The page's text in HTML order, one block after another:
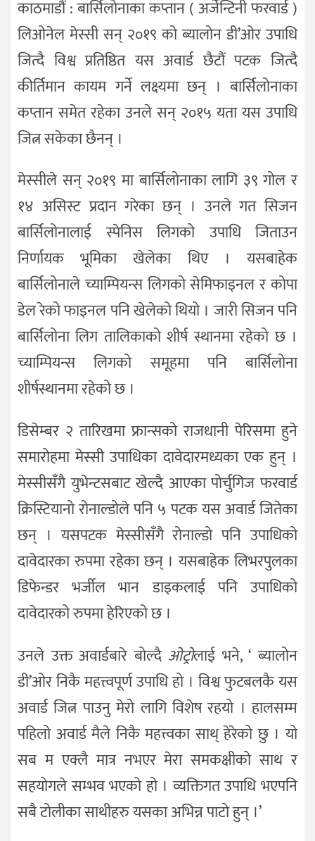
काठमाडौं : बार्सिलोनाका कप्तान ( अर्जेन्टिनी फरवार्ड )
लिओनेल मेस्सी सन् २०१९ को ब्यालोन डी’ओर उपाधि
जित्दै विश्व प्रतिष्ठित यस अवार्ड छैटौं पटक जित्दै
कीर्तिमान कायम गर्ने लक्ष्यमा छन् । बार्सिलोनाका
कप्तान समेत रहेका उनले सन् २०१५ यता यस उपाधि
जित्न सकेका छैनन् ।
मेस्सीले सन् २०१९ मा बार्सिलोनाका लागि ३९ गोल र
१४ असिस्ट प्रदान गरेका छन् । उनले गत सिजन
बार्सिलोनालाई स्पेनिस लिगको उपाधि जिताउन
निर्णायक भूमिका खेलेका थिए । यसबाहेक
बार्सिलोनाले च्याम्पियन्स लिगको सेमिफाइनल र कोपा
डेल रेको फाइनल पनि खेलेको थियो । जारी सिजन पनि
बार्सिलोना लिग तालिकाको शीर्ष स्थानमा रहेको छ ।
च्याम्पियन्स लिगको समूहमा पनि बार्सिलोना
शीर्षस्थानमा रहेको छ ।
डिसेम्बर २ तारिखमा फ्रान्सको राजधानी पेरिसमा हुने
समारोहमा मेस्सी उपाधिका दावेदारमध्यका एक हुन् ।
मेस्सीसँगै युभेन्टसबाट खेल्दै आएका पोर्चुगिज फरवार्ड
क्रिस्टियानो रोनाल्डोले पनि ५ पटक यस अवार्ड जितेका
छन् । यसपटक मेस्सीसँगै रोनाल्डो पनि उपाधिको
दावेदारका रुपमा रहेका छन् । यसबाहेक लिभरपुलका
डिफेन्डर भर्जील भान डाइकलाई पनि उपाधिको
दावेदारको रुपमा हेरिएको छ ।
उनले उक्त अवार्डबारे बोल्दै ओट्रोलाई भने, ‘ ब्यालोन
डी’ओर निकै महत्त्वपूर्ण उपाधि हो । विश्व फुटबलकै यस
अवार्ड जित्न पाउनु मेरो लागि विशेष रहयो । हालसम्म
पहिलो अवार्ड मैले निकै महत्त्वका साथ् हेरेको छु । यो
सब म एक्लै मात्र नभएर मेरा समकक्षीको साथ र
सहयोगले सम्भव भएको हो । व्यक्तिगत उपाधि भएपनि
सबै टोलीका साथीहरु यसका अभिन्न पाटो हुन् ।’